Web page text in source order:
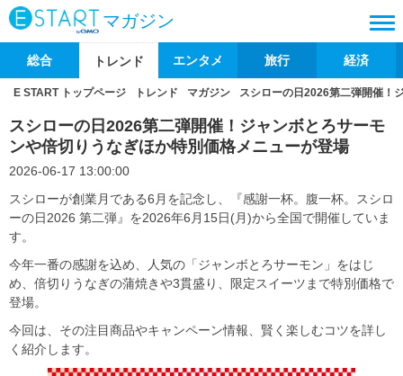
マガジン
総合 トレンド エンタメ 旅行 経済
E START トップページ トレンド マガジン スシローの日2026第二弾開催！
スシローの日2026第二弾開催！ジャンボとろサーモ
ンや倍切りうなぎほか特別価格メニューが登場
2026-06-17 13:00:00
スシローが創業月である6月を記念し、『感謝一杯。腹一杯。スシロ
ーの日2026 第二弾』を2026年6月15日(月)から全国で開催していま
す。
今年一番の感謝を込め、人気の「ジャンボとろサーモン」をはじ
め、倍切りうなぎの蒲焼きや3貫盛り、限定スイーツまで特別価格で
登場。
今回は、その注目商品やキャンペーン情報、賢く楽しむコツを詳し
く紹介します。